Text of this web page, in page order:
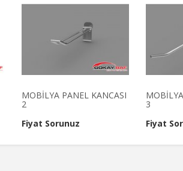
MOBİLYA PANEL KANCASI
2
Fiyat Sorunuz
3
Fiyat